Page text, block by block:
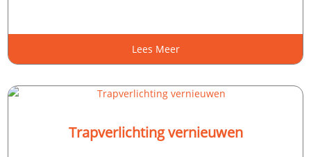
Lees Meer
Trapverlichting vernieuwen